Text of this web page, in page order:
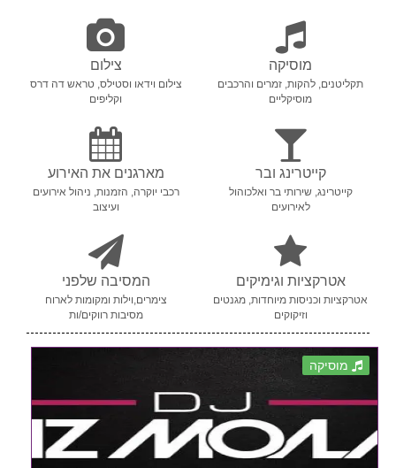
מוסיקה
תקליטנים, להקות, זמרים והרכבים
מוסיקליים
צילום
צילום וידאו וסטילס, טראש דה דרס
וקליפים
קייטרינג ובר
קייטרינג, שירותי בר ואלכוהול
לאירועים
מארגנים את האירוע
רכבי יוקרה, הזמנות, ניהול אירועים
ועיצוב
אטרקציות וגימיקים
אטרקציות וכניסות מיוחדות, מגנטים
וזיקוקים
המסיבה שלפני
צימרים,וילות ומקומות לארוח
מסיבות רווקים/ות
מוסיקה